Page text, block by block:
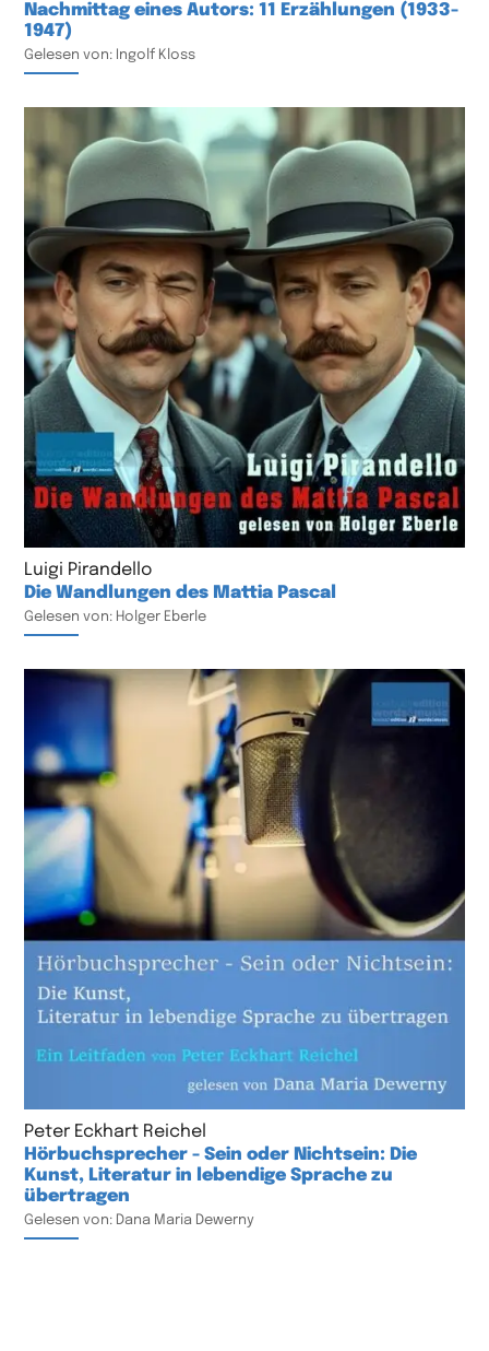
Nachmittag eines Autors: 11 Erzählungen (1933-
1947)
Gelesen von: Ingolf Kloss
Luigi Pirandello
Die Wandlungen des Mattia Pascal
Gelesen von: Holger Eberle
Peter Eckhart Reichel
Hörbuchsprecher - Sein oder Nichtsein: Die
Kunst, Literatur in lebendige Sprache zu
übertragen
Gelesen von: Dana Maria Dewerny